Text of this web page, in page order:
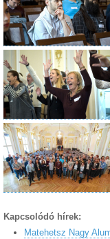
Kapcsolódó hírek:
Matehetsz Nagy